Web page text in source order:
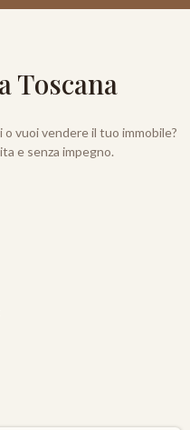
Toscana
vuoi vendere il tuo immobile?
e senza impegno.